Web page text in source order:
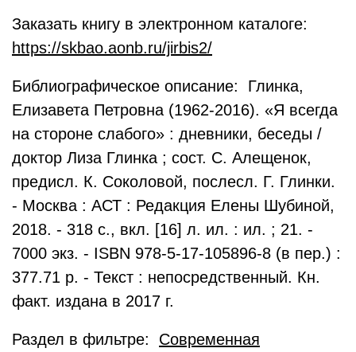
Заказать книгу в электронном каталоге:
https://skbao.aonb.ru/jirbis2/
Библиографическое описание: Глинка,
Елизавета Петровна (1962-2016). «Я всегда
на стороне слабого» : дневники, беседы /
доктор Лиза Глинка ; сост. С. Алещенок,
предисл. К. Соколовой, послесл. Г. Глинки.
- Москва : АСТ : Редакция Елены Шубиной,
2018. - 318 c., вкл. [16] л. ил. : ил. ; 21. -
7000 экз. - ISBN 978-5-17-105896-8 (в пер.) :
377.71 р. - Текст : непосредственный. Кн.
факт. издана в 2017 г.
Раздел в фильтре: Современная